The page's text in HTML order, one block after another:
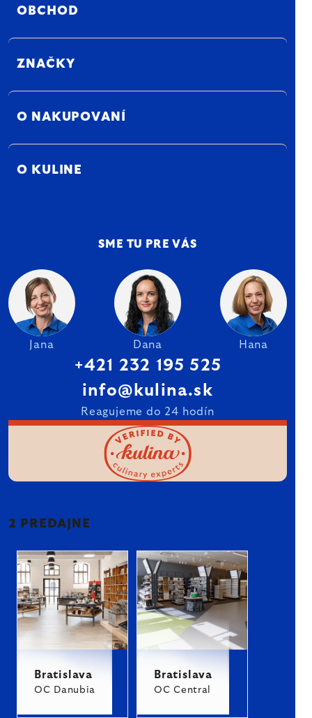
OBCHOD
ZNAČKY
O NAKUPOVANÍ
O KULINE
SME TU PRE VÁS
Jana Dana Hana
+421 232 195 525
info@kulina.sk
Reagujeme do 24 hodín
2 PREDAJNE
Bratislava
OC Danubia
Bratislava
OC Central